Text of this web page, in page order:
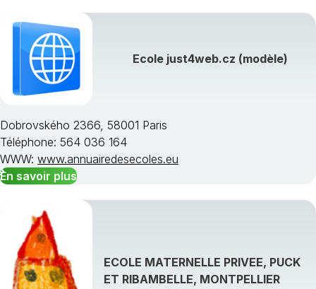
Ecole just4web.cz (modèle)
Dobrovského 2366, 58001 Paris
Téléphone: 564 036 164
WWW: www.annuairedesecoles.eu
En savoir plus
ECOLE MATERNELLE PRIVEE, PUCK
ET RIBAMBELLE, MONTPELLIER